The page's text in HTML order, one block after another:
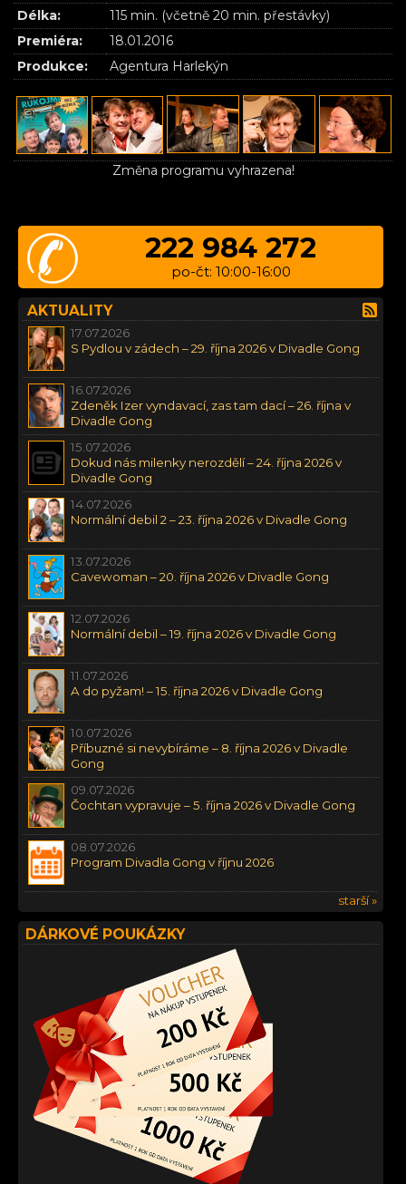
Délka:
115 min. (včetně 20 min. přestávky)
Premiéra:
18.01.2016
Produkce:
Agentura Harlekýn
Změna programu vyhrazena!
222 984 272
po-čt: 10:00-16:00
AKTUALITY
17.07.2026
S Pydlou v zádech – 29. října 2026 v Divadle Gong
16.07.2026
Zdeněk Izer vyndavací, zas tam dací – 26. října v
Divadle Gong
15.07.2026
Dokud nás milenky nerozdělí – 24. října 2026 v
Divadle Gong
14.07.2026
Normální debil 2 – 23. října 2026 v Divadle Gong
13.07.2026
Cavewoman – 20. října 2026 v Divadle Gong
12.07.2026
Normální debil – 19. října 2026 v Divadle Gong
11.07.2026
A do pyžam! – 15. října 2026 v Divadle Gong
10.07.2026
Příbuzné si nevybíráme – 8. října 2026 v Divadle
Gong
09.07.2026
Čochtan vypravuje – 5. října 2026 v Divadle Gong
08.07.2026
Program Divadla Gong v říjnu 2026
starší »
DÁRKOVÉ POUKÁZKY